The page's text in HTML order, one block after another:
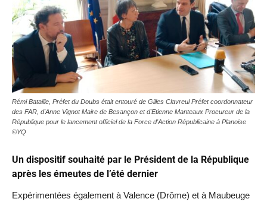
Rémi Bataille, Préfet du Doubs était entouré de Gilles Clavreul Préfet coordonnateur
des FAR, d'Anne Vignot Maire de Besançon et d'Etienne Manteaux Procureur de la
République pour le lancement officiel de la Force d'Action Républicaine à Planoise
©YQ
Un dispositif souhaité par le Président de la République
après les émeutes de l’été dernier
Expérimentées également à Valence (Drôme) et à Maubeuge